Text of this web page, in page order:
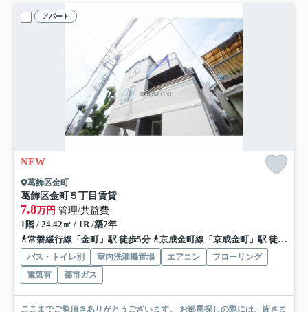
アパート
NEW
葛飾区金町
葛飾区金町５丁目賃貸
7.8万円 管理/共益費-
1階 / 24.42㎡ / 1R /築7年
常磐緩行線「金町」駅 徒歩5分
京成金町線「京成金町」駅 徒歩4分
バス・トイレ別 室内洗濯機置場 エアコン
フローリング
電気有
都市ガス
ここまでご覧頂きありがとうございます。 お部屋探しの際には、皆さま